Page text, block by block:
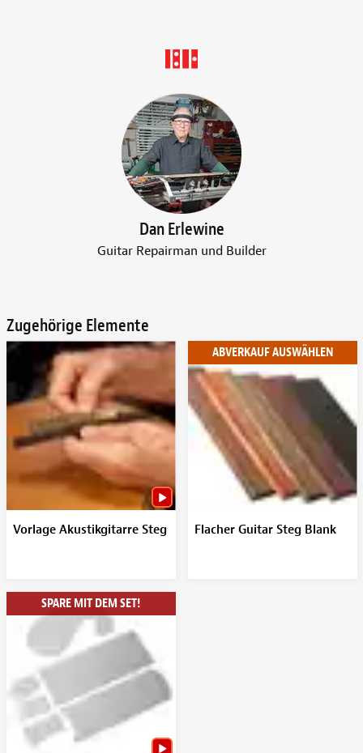
Dan Erlewine
Guitar Repairman und Builder
Zugehörige Elemente
Vorlage Akustikgitarre Steg
ABVERKAUF AUSWÄHLEN
Flacher Guitar Steg Blank
SPARE MIT DEM SET!